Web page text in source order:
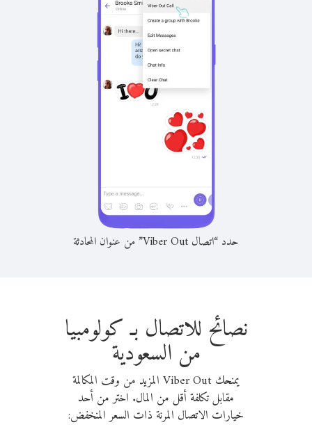
حدد “اتصال Viber Out” من عنوان المحادثة
نصائح للاتصال بـ كولومبيا
من السعودية
يمنحك Viber Out المزيد من وقت المكالمة
مقابل تكلفة أقل من المال. اختر من أحد
خيارات الاتصال المرنة ذات السعر المنخفض: